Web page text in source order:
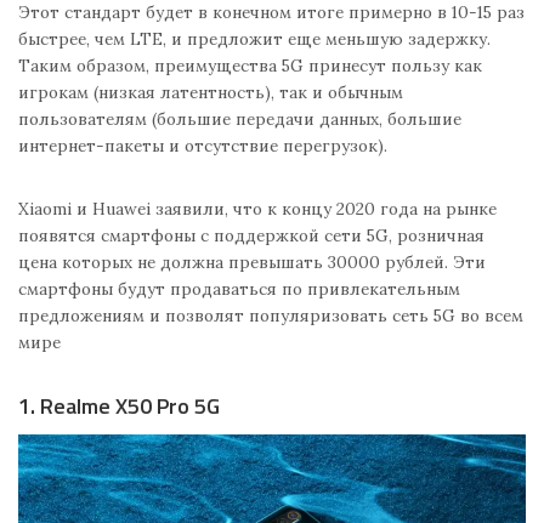
Этот стандарт будет в конечном итоге примерно в 10-15 раз
быстрее, чем LTE, и предложит еще меньшую задержку.
Таким образом, преимущества 5G принесут пользу как
игрокам (низкая латентность), так и обычным
пользователям (большие передачи данных, большие
интернет-пакеты и отсутствие перегрузок).
Xiaomi и Huawei заявили, что к концу 2020 года на рынке
появятся смартфоны с поддержкой сети 5G, розничная
цена которых не должна превышать 30000 рублей. Эти
смартфоны будут продаваться по привлекательным
предложениям и позволят популяризовать сеть 5G во всем
мире
1. Realme X50 Pro 5G